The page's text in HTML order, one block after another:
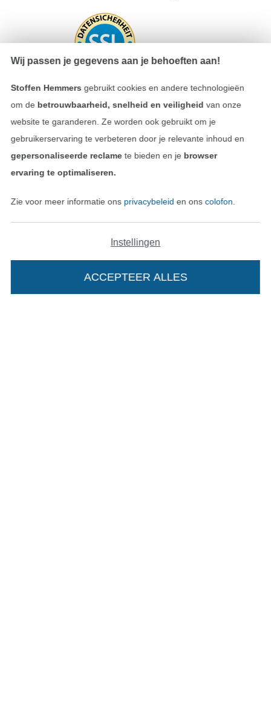
Betalen met
Onze transporteurs
Wij passen je gegevens aan je behoeften aan!
Stoffen Hemmers gebruikt cookies en andere technologieën
om de betrouwbaarheid, snelheid en veiligheid van onze
website te garanderen. Ze worden ook gebruikt om je
gebruikerservaring te verbeteren door je relevante inhoud en
gepersonaliseerde reclamete bieden en je browser
ervaring te optimaliseren.
Zie voor meer informatie ons privacybeleid en ons colofon
Instellingen
ACCEPTEER ALLES